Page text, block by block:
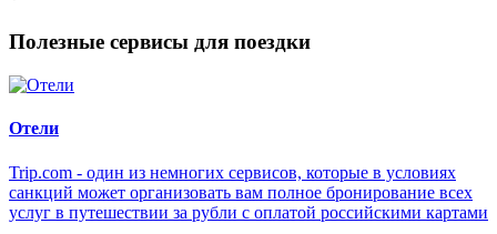
Полезные сервисы для поездки
Отели
Trip.com - один из немногих сервисов, которые в условиях
санкций может организовать вам полное бронирование всех
услуг в путешествии за рубли с оплатой российскими картами